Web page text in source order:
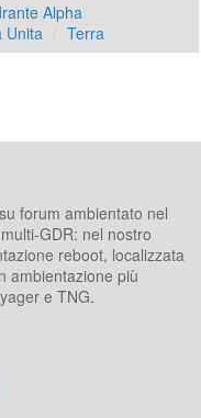
Alpha
Unita Terra
forum ambientato nel
GDR: nel nostro
reboot, localizzata
ambientazione più
e TNG.